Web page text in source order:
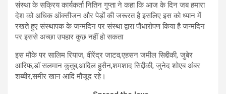
संस्था के सक्रिय कार्यकर्ता नितिन गुप्ता ने कहा कि आज के दिन जब हमारा
देश को अधिक ऑक्सीजन और पेड़ों की जरूरत है इसलिए इस को ध्यान में
रखते हुए संस्थापक के जन्मदिन पर संस्था द्वारा पौधारोपण किया है जन्मदिन
पर इससे अच्छा उपहार कुछ नहीं हो सकता
इस मौके पर सालिम रियाज, वीरेंद्र जाटव,एहसन जमील सिद्दीकी, जुबेर
आरिफ,डॉ सलमान कुतुब,आदिल हुसैन,शमशाद सिद्दीकी, जुनेद शोएब अंबर
शब्बीर,समीर खान आदि मौजूद रहे।